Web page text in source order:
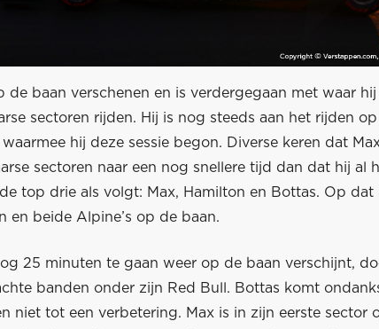
de baan verschenen en is verdergegaan met waar
sectoren rijden. Hij is nog steeds aan het rijden
hij deze sessie begon. Diverse keren dat
sectoren naar een nog snellere tijd dan dat hij al
top drie als volgt: Max, Hamilton en Bottas. Op dat
en beide Alpine’s op de baan.
25 minuten te gaan weer op de baan verschijnt,
banden onder zijn Red Bull. Bottas komt
niet tot een verbetering. Max is in zijn eerste sector